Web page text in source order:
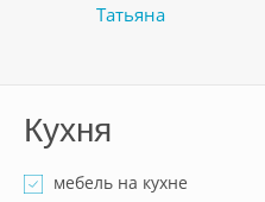
Татьяна
Кухня
мебель на кухне